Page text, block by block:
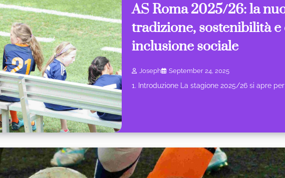
AS Roma 2025/26: la
tradizione, sostenibilità e
inclusione sociale
Joseph September 24, 2025
1. Introduzione La stagione 2025/26 si apre